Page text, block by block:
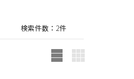
検索件数 2件